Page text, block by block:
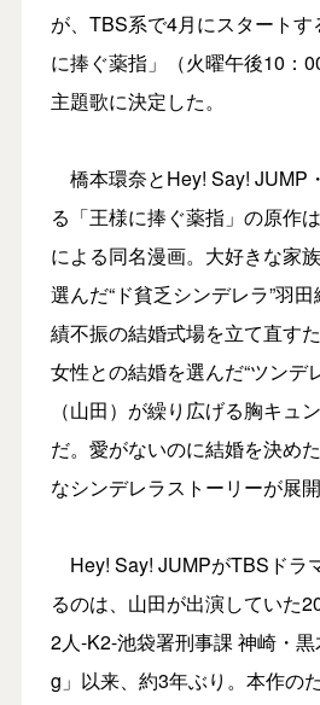
が、TBS系で4月にスタート
に捧ぐ薬指」（火曜午後10：
主題歌に決定した。
橋本環奈とHey! Say! JUMP
る「王様に捧ぐ薬指」の原作
による同名漫画。大好きな家
選んだ“ド貧乏シンデレラ”羽
績不振の結婚式場を立て直す
女性との結婚を選んだ“ツンデ
（山田）が繰り広げる胸キュ
だ。愛がないのに結婚を決め
なシンデレラストーリーが展開
Hey! Say! JUMPがTBSドラ
るのは、山田が出演していた
2人-K2-池袋署刑事課 神崎・
g」以来、約3年ぶり。本作の